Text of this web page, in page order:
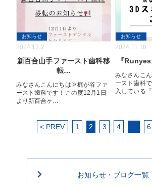
お知らせ
2024.12.2
新百合山手ファースト歯科移
転…
みなさんこんにちは🌞梶が谷ファ
ースト歯科です！この度12月1日
より新百合ヶ…
お知らせ
2024.11.18
『
みなさんこ
ースト歯科
入している
< PREV 1 2 3 4 6
お知らせ・ブログ一覧